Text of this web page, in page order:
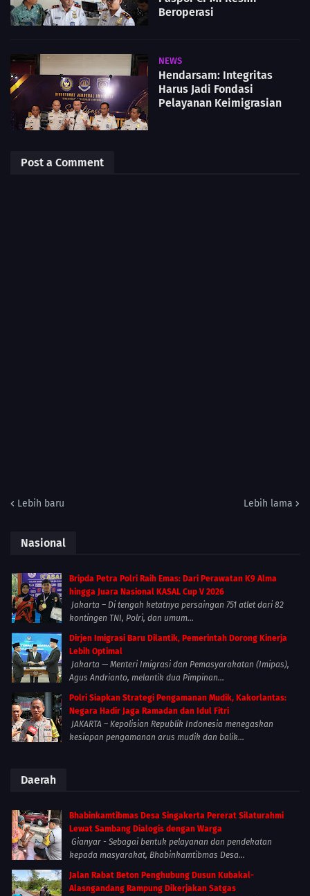
Beroperasi
NEWS
Hendarsam: Integritas
Harus Jadi Fondasi
Pelayanan Keimigrasian
Post a Comment
Lebih baru Lebih lama
Nasional
Bripda Petra Polri Raih Emas: Dari Perawatan K9 Alma
hingga Juara Nasional KASAL Cup V 2026
Jakarta – Di tengah ketatnya persaingan 751 atlet dari 82
kontingen TNI, Polri, dan umum...
Dirjen Imigrasi Baru Dilantik, Pemerintah Dorong Kinerja
Lebih Optimal
Jakarta — Menteri Imigrasi dan Pemasyarakatan (Imipas),
Agus Andrianto, melantik dua Pimpinan...
Polri Siapkan Strategi Pengamanan Mudik, Kakorlantas:
Negara Hadir Jaga Ramadan dan Idul Fitri
JAKARTA – Kepolisian Republik Indonesia menegaskan
kesiapan pengamanan arus mudik dan balik...
Daerah
Bhabinkamtibmas Desa Singakerta Pererat Silaturahmi
Lewat Sambang Dialogis dengan Warga
Gianyar - Sebagai bentuk pelayanan dan pendekatan
kepada masyarakat, Bhabinkamtibmas Desa...
Jalan Rabat Beton Penghubung Dusun Kubakal-
Alasngandang Rampung Dikerjakan Satgas